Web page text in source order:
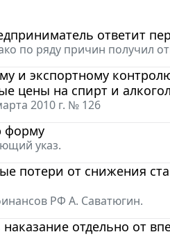
ответит
по ряду причин получил
и экспортному
цены на спирт и
2010 г. № 126
форму
указ.
потери от снижения
РФ А. Саватюгин.
отдельно от